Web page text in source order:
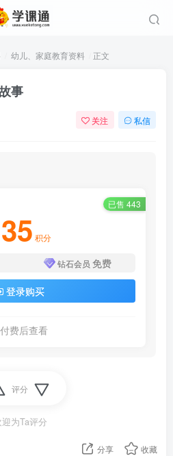
幼儿、家庭教育资料 正文
事
关注 私信
已售 443
35 积分
钻石会员 免费
登录购买
费后查看
评分
为Ta评分
分享 收藏